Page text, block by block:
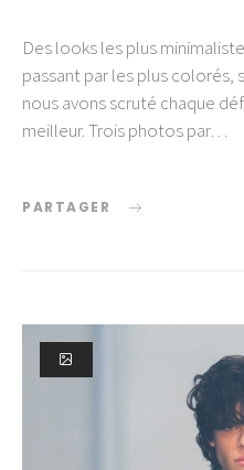
Des looks les plus
passant par les plus colorés,
nous avons scruté chaque
meilleur. Trois photos par…
PARTAGER